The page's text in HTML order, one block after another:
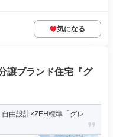
気になる
譲ブランド住宅『グ
由設計×ZEH標準「グレ